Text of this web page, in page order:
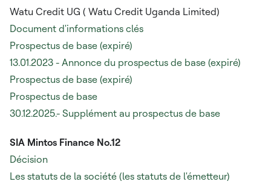
Watu Credit UG ( Watu Credit Uganda Limited)
Document d'informations clés
Prospectus de base (expiré)
13.01.2023 - Annonce du prospectus de base (expiré)
Prospectus de base (expiré)
Prospectus de base
30.12.2025.- Supplément au prospectus de base
SIA Mintos Finance No.12
Décision
Les statuts de la société (les statuts de l'émetteur)